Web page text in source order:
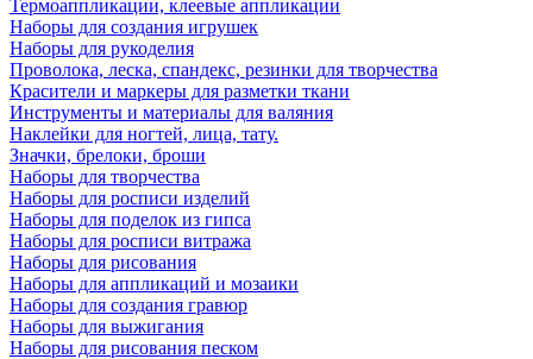
Термоаппликации, клеевые аппликации
Наборы для создания игрушек
Наборы для рукоделия
Проволока, леска, спандекс, резинки для творчества
Красители и маркеры для разметки ткани
Инструменты и материалы для валяния
Наклейки для ногтей, лица, тату.
Значки, брелоки, броши
Наборы для творчества
Наборы для росписи изделий
Наборы для поделок из гипса
Наборы для росписи витража
Наборы для рисования
Наборы для аппликаций и мозаики
Наборы для создания гравюр
Наборы для выжигания
Наборы для рисования песком